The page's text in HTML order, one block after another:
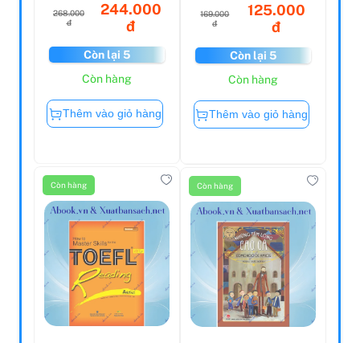
268.000
đ
244.000
đ
Còn lại 5
Còn hàng
Thêm vào giỏ hàng
169.000
đ
125.000
đ
Còn lại 5
Còn hàng
Thêm vào giỏ hàng
Còn hàng Còn hàng